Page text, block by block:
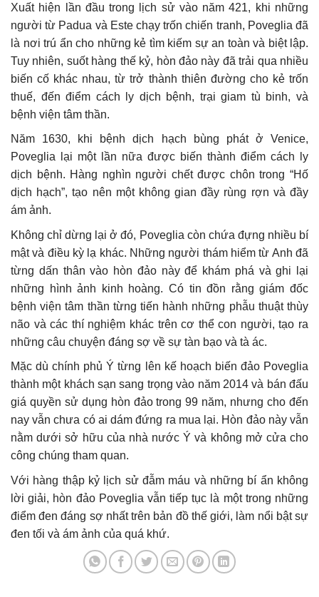
Xuất hiện lần đầu trong lịch sử vào năm 421, khi những
người từ Padua và Este chạy trốn chiến tranh, Poveglia đã
là nơi trú ẩn cho những kẻ tìm kiếm sự an toàn và biệt lập.
Tuy nhiên, suốt hàng thế kỷ, hòn đảo này đã trải qua nhiều
biến cố khác nhau, từ trở thành thiên đường cho kẻ trốn
thuế, đến điểm cách ly dịch bệnh, trại giam tù binh, và
bệnh viện tâm thần.
Năm 1630, khi bệnh dịch hạch bùng phát ở Venice,
Poveglia lại một lần nữa được biến thành điểm cách ly
dịch bệnh. Hàng nghìn người chết được chôn trong “Hố
dịch hạch”, tạo nên một không gian đầy rùng rợn và đầy
ám ảnh.
Không chỉ dừng lại ở đó, Poveglia còn chứa đựng nhiều bí
mật và điều kỳ lạ khác. Những người thám hiểm từ Anh đã
từng dấn thân vào hòn đảo này để khám phá và ghi lại
những hình ảnh kinh hoàng. Có tin đồn rằng giám đốc
bệnh viện tâm thần từng tiến hành những phẫu thuật thùy
não và các thí nghiệm khác trên cơ thể con người, tạo ra
những câu chuyện đáng sợ về sự tàn bạo và tà ác.
Mặc dù chính phủ Ý từng lên kế hoạch biến đảo Poveglia
thành một khách sạn sang trọng vào năm 2014 và bán đấu
giá quyền sử dụng hòn đảo trong 99 năm, nhưng cho đến
nay vẫn chưa có ai dám đứng ra mua lại. Hòn đảo này vẫn
nằm dưới sở hữu của nhà nước Ý và không mở cửa cho
công chúng tham quan.
Với hàng thập kỷ lịch sử đẫm máu và những bí ẩn không
lời giải, hòn đảo Poveglia vẫn tiếp tục là một trong những
điểm đen đáng sợ nhất trên bản đồ thế giới, làm nổi bật sự
đen tối và ám ảnh của quá khứ.